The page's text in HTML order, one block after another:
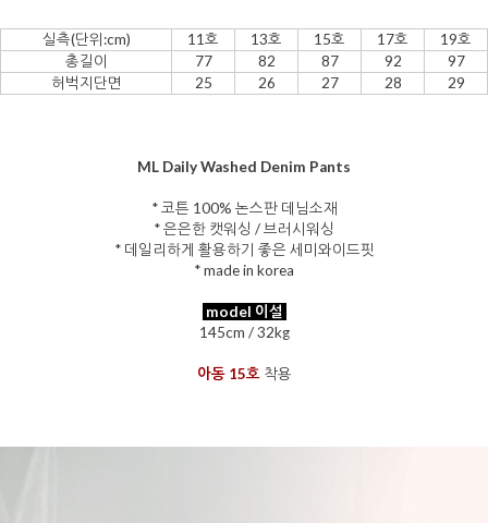
실측(단위:cm) 11호 13호 15호 17호
19호
총길이
77 82 87 92
97
허벅지단면
25 26 27 28 29
ML Daily Washed Denim Pants
* 코튼 100% 논스판 데님소재
* 은은한 캣워싱 / 브러시워싱
* 데일리하게 활용하기 좋은 세미와이드핏
* made in korea
model 이설
145cm / 32kg
아동 15호착용